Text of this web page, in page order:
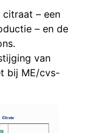
– een
– en de
van
bij ME/cvs-